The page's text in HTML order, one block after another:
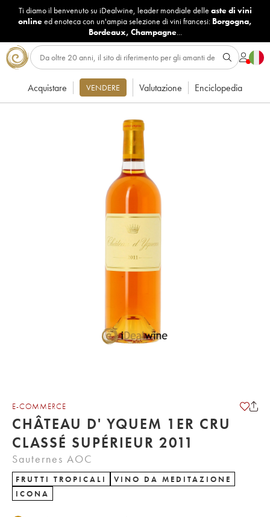
Ti diamo il benvenuto su iDealwine, leader mondiale delle aste di vini
onlineed enoteca con un'ampia selezione di vini francesi: Borgogna,
Bordeaux, Champagne...
Acquistare VENDERE Valutazione Enciclopedia
E-COMMERCE
CHÂTEAU D' YQUEM 1ER CRU
CLASSÉ SUPÉRIEUR 2011
Sauternes AOC
FRUTTI TROPICALI
VINO DA MEDITAZIONE
ICONA